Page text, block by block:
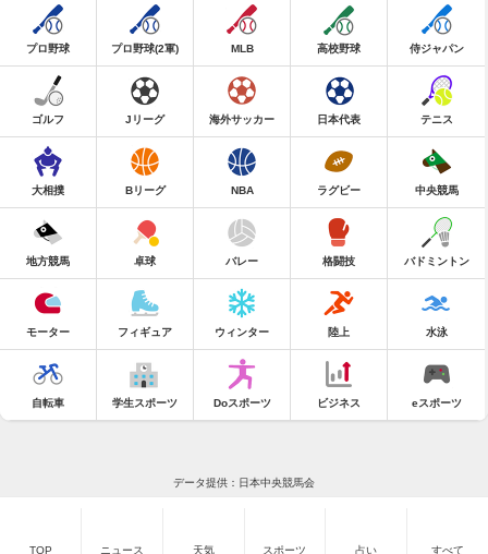
プロ野球 プロ野球(2軍) MLB 高校野球 侍ジャパン
ゴルフ Jリーグ 海外サッカー 日本代表 テニス
大相撲 Bリーグ NBA ラグビー 中央競馬
地方競馬 卓球 バレー 格闘技 バドミントン
モーター フィギュア ウィンター 陸上 水泳
自転車 学生スポーツ Doスポーツ ビジネス eスポーツ
データ提供：日本中央競馬会
TOP ニュース 天気 スポーツ 占い すべて